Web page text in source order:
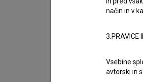
Pomemben mejnik v
razvoj filmskih
Filmi, pri katerih so v
režiserjaIvana
način in v
3.PRAVICE
Vsebine
avtorski in